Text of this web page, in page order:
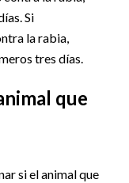
Si
la rabia,
tres días.
que
si el animal que